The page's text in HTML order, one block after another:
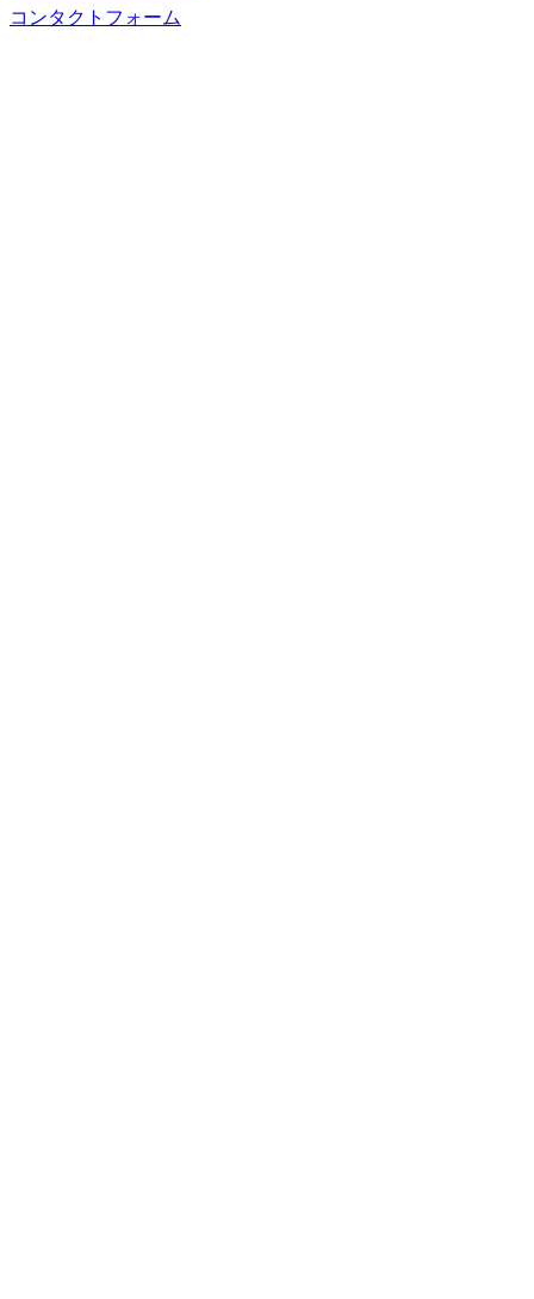
コンタクトフォーム